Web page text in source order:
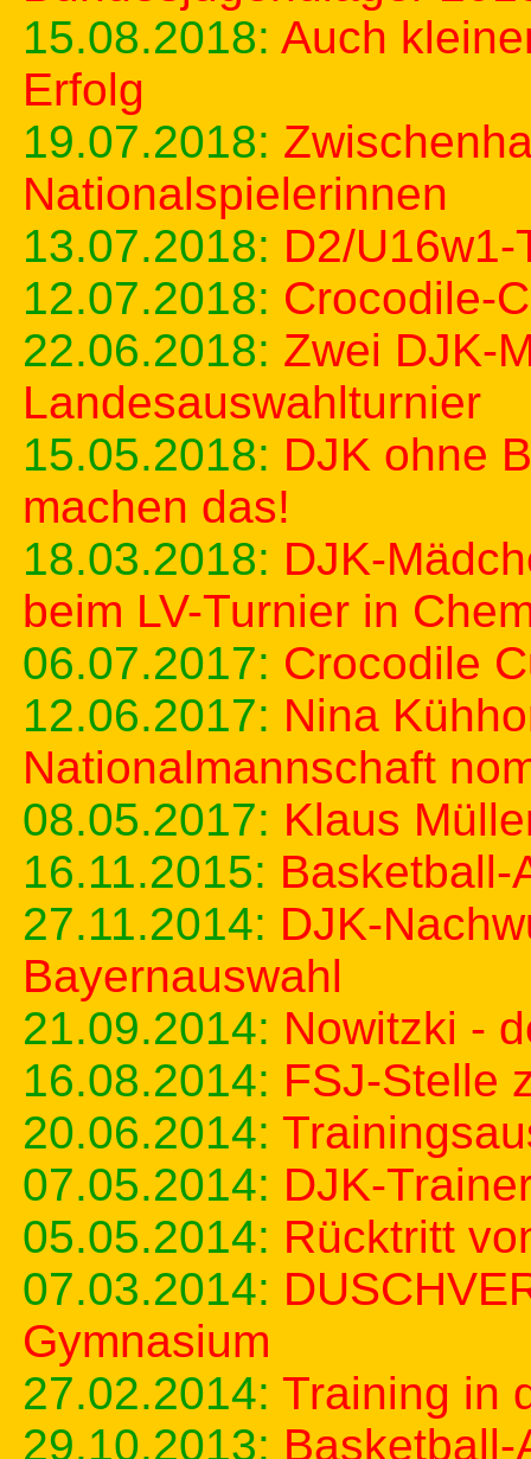
15.08.2018: Auch
Erfolg
19.07.2018:
Nationalspielerinnen
13.07.2018: D2/
12.07.2018: Crocodile-
22.06.2018: Zwei DJK-
Landesauswahlturnier
15.05.2018: DJK ohne
machen das!
18.03.2018: DJK-
beim LV-Turnier in
06.07.2017: Crocodile
12.06.2017: Nina
Nationalmannschaft
08.05.2017: Klaus
16.11.2015: Basketball-
27.11.2014: DJK-
Bayernauswahl
21.09.2014: Nowitzki -
16.08.2014: FSJ-Stelle
20.06.2014:
07.05.2014: DJK-
05.05.2014: Rücktritt
07.03.2014:
Gymnasium
27.02.2014: Training in
29.10.2013: